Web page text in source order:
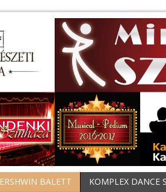
BALETT
KOMPLEX DANCE